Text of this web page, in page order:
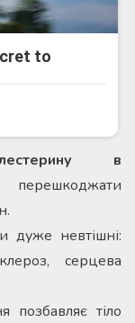
в
дуже невтішні:
серцева
позбавляє тіло